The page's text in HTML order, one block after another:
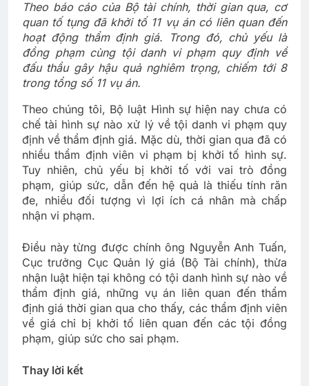
Theo báo cáo của Bộ tài chính, thời gian qua, cơ
quan tố tụng đã khởi tố 11 vụ án có liên quan đến
hoạt động thẩm định giá. Trong đó, chủ yếu là
đồng phạm cùng tội danh vi phạm quy định về
đấu thầu gây hậu quả nghiêm trọng, chiếm tới 8
trong tổng số 11 vụ án.
Theo chúng tôi, Bộ luật Hình sự hiện nay chưa có
chế tài hình sự nào xử lý về tội danh vi phạm quy
định về thẩm định giá. Mặc dù, thời gian qua đã có
nhiều thẩm định viên vi phạm bị khởi tố hình sự.
Tuy nhiên, chủ yếu bị khởi tố với vai trò đồng
phạm, giúp sức, dẫn đến hệ quả là thiếu tính răn
đe, nhiều đối tượng vì lợi ích cá nhân mà chấp
nhận vi phạm.
Điều này từng được chính ông Nguyễn Anh Tuấn,
Cục trưởng Cục Quản lý giá (Bộ Tài chính), thừa
nhận luật hiện tại không có tội danh hình sự nào về
thẩm định giá, những vụ án liên quan đến thẩm
định giá thời gian qua cho thấy, các thẩm định viên
về giá chỉ bị khởi tố liên quan đến các tội đồng
phạm, giúp sức cho sai phạm.
Thay lời kết